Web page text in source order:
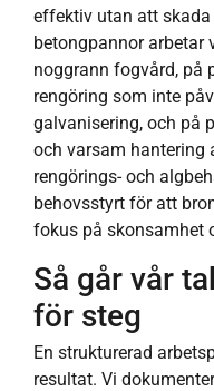
effektiv utan att
betongpannor arbetar
noggrann fogvård, på
rengöring som inte
galvanisering, och på
och varsam hantering
rengörings- och
behovsstyrt för att
fokus på skonsamhet
Så går vår
för steg
En strukturerad
resultat. Vi